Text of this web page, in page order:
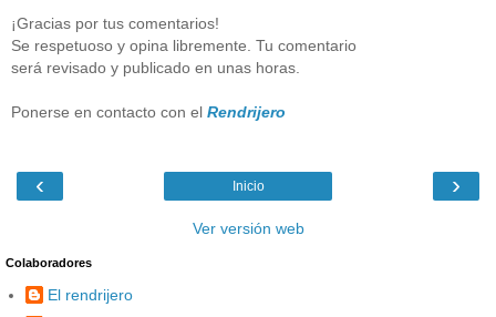
¡Gracias por tus comentarios!
Se respetuoso y opina libremente. Tu comentario
será revisado y publicado en unas horas.
Ponerse en contacto con el Rendrijero
‹ ›
Inicio
Ver versión web
Colaboradores
El rendrijero